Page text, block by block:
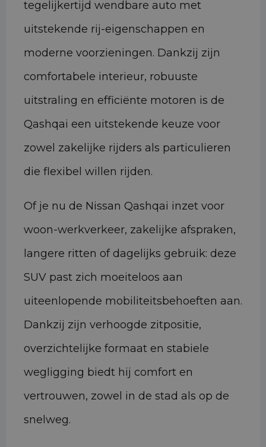
tegelijkertijd wendbare auto met
uitstekende rij-eigenschappen en
moderne voorzieningen. Dankzij zijn
comfortabele interieur, robuuste
uitstraling en efficiënte motoren is de
Qashqai een uitstekende keuze voor
zowel zakelijke rijders als particulieren
die flexibel willen rijden.
Of je nu de Nissan Qashqai inzet voor
woon-werkverkeer, zakelijke afspraken,
langere ritten of dagelijks gebruik: deze
SUV past zich moeiteloos aan
uiteenlopende mobiliteitsbehoeften aan.
Dankzij zijn verhoogde zitpositie,
overzichtelijke formaat en stabiele
wegligging biedt hij comfort en
vertrouwen, zowel in de stad als op de
snelweg.